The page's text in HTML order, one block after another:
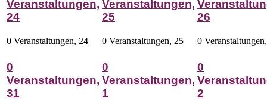
Veranstaltungen,
24
0 Veranstaltungen, 24
Veranstaltungen,
25
0 Veranstaltungen, 25
26
0
0
Veranstaltungen,
31
0
Veranstaltungen,
1
0
2